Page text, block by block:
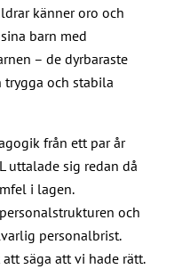
känner oro och
barn med
– de dyrbaraste
trygga och stabila
från ett par år
uttalade sig redan då
i lagen.
och
personalbrist.
säga att vi hade rätt.